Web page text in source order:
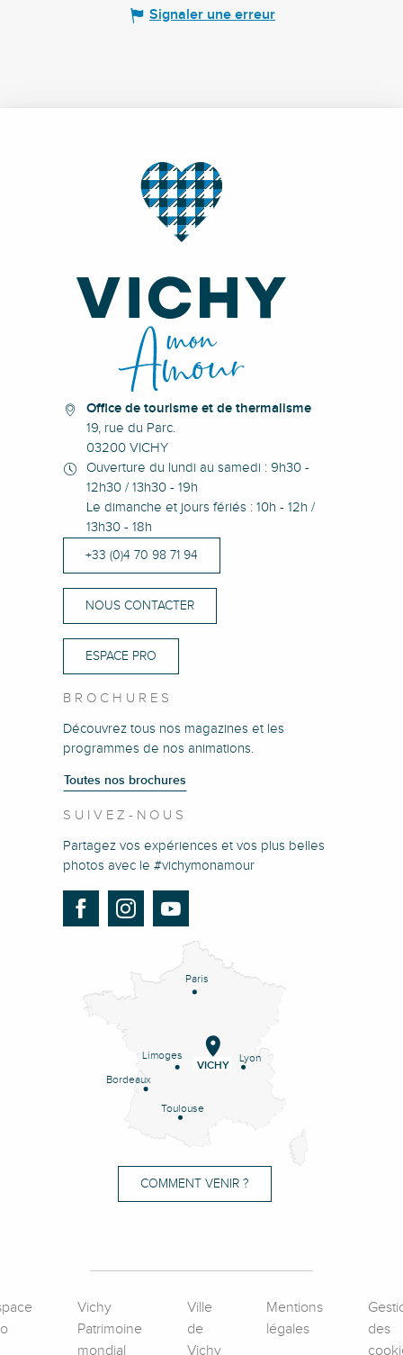
Signaler une erreur
Office de tourisme et de thermalisme
19, rue du Parc.
03200 VICHY
Ouverture du lundi au samedi : 9h30 -
12h30 / 13h30 - 19h
Le dimanche et jours fériés : 10h - 12h /
13h30 - 18h
+33 (0)4 70 98 71 94
NOUS CONTACTER
ESPACE PRO
BROCHURES
Découvrez tous nos magazines et les
programmes de nos animations.
Toutes nos brochures
SUIVEZ-NOUS
Partagez vos expériences et vos plus belles
photos avec le #vichymonamour
Paris
Lyon
Limoges
Bordeaux
Toulouse
VICHY
COMMENT VENIR ?
Vichy
Patrimoine
mondial
Ville
de
Vichy
Mentions
légales
des